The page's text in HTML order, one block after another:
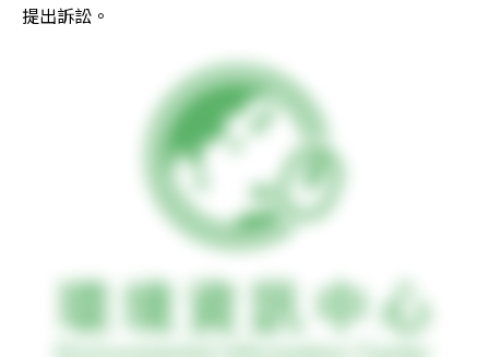
提出訴訟。